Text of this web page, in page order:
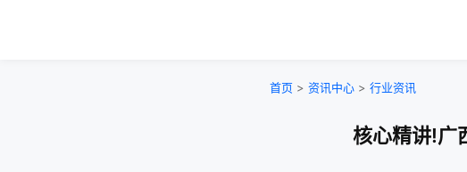
首页 > 资讯中心 > 行业资讯
核心精讲!广